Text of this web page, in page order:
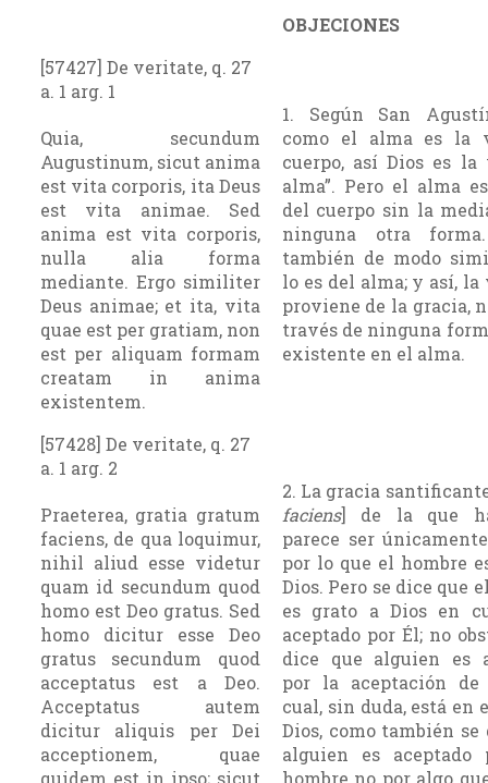
OBJECIONES
[57427] De veritate, q. 27
a. 1 arg. 1
Quia, secundum
Augustinum, sicut anima
est vita corporis, ita Deus
est vita animae. Sed
anima est vita corporis,
nulla alia forma
mediante. Ergo similiter
Deus animae; et ita, vita
quae est per gratiam, non
est per aliquam formam
creatam in anima
existentem.
1. Según San
como el alma es la
cuerpo, así Dios es
alma”. Pero el alma
del cuerpo sin la
ninguna otra
también de modo
lo es del alma; y así, la
proviene de la gracia,
través de ninguna
existente en el alma.
[57428] De veritate, q. 27
a. 1 arg. 2
Praeterea, gratia gratum
faciens, de qua loquimur,
nihil aliud esse videtur
quam id secundum quod
homo est Deo gratus. Sed
homo dicitur esse Deo
gratus secundum quod
acceptatus est a Deo.
Acceptatus autem
dicitur aliquis per Dei
acceptionem, quae
quidem est in ipso; sicut
2. La gracia
faciens] de la que
parece ser
por lo que el hombre
Dios. Pero se dice que
es grato a Dios en
aceptado por Él; no
dice que alguien es
por la aceptación de
cual, sin duda, está en
Dios, como también se
alguien es aceptado
hombre no por algo